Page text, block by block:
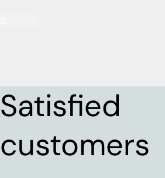
Satisfied
customers